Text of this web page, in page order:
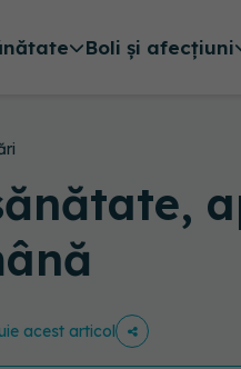
Boli și afecțiuni
acest articol